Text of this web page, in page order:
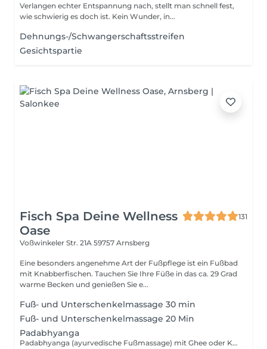
Verlangen echter Entspannung nach, stellt man schnell fest,
wie schwierig es doch ist. Kein Wunder, in...
Dehnungs-/Schwangerschaftsstreifen
Gesichtspartie
Fisch Spa Deine Wellness
Oase
131
Voßwinkeler Str. 21A 59757 Arnsberg
Eine besonders angenehme Art der Fußpflege ist ein Fußbad
mit Knabberfischen. Tauchen Sie Ihre Füße in das ca. 29 Grad
warme Becken und genießen Sie e...
Fuß- und Unterschenkelmassage 30 min
Fuß- und Unterschenkelmassage 20 Min
Padabhyanga
Padabhyanga (ayurvedische Fußmassage) mit Ghee oder Kräuteröl